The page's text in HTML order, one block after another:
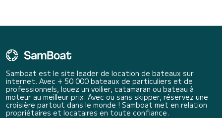
Samboat est le site leader de location de bateaux sur
internet. Avec + 50 000 bateaux de particuliers et de
professionnels, louez un voilier, catamaran ou bateau à
moteur au meilleur prix. Avec ou sans skipper, réservez une
croisière partout dans le monde ! Samboat met en relation
propriétaires et locataires en toute confiance.